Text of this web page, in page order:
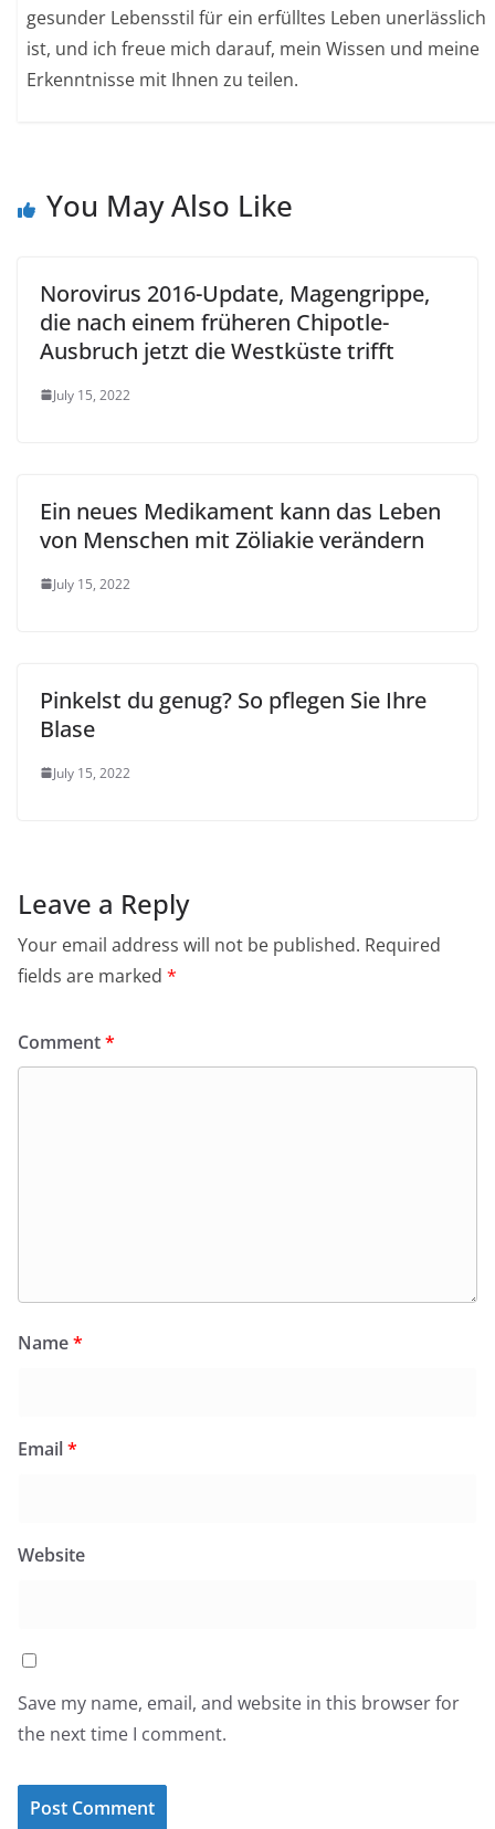
gesunder Lebensstil für ein erfülltes Leben unerlässlich
ist, und ich freue mich darauf, mein Wissen und meine
Erkenntnisse mit Ihnen zu teilen.
You May Also Like
Norovirus 2016-Update, Magengrippe,
die nach einem früheren Chipotle-
Ausbruch jetzt die Westküste trifft
July 15, 2022
Ein neues Medikament kann das Leben
von Menschen mit Zöliakie verändern
July 15, 2022
Pinkelst du genug? So pflegen Sie Ihre
Blase
July 15, 2022
Leave a Reply
Your email address will not be published. Required
fields are marked *
Comment*
Name*
Email*
Website
Save my name, email, and website in this browser for
the next time I comment.